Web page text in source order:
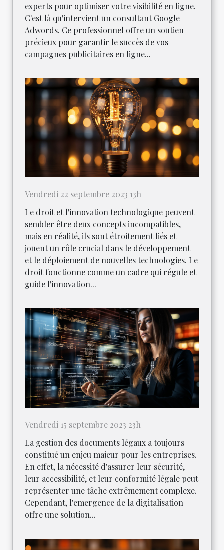
experts pour optimiser votre visibilité en ligne.
C'est là qu'intervient un consultant Google
Adwords. Ce professionnel offre un soutien
précieux pour garantir le succès de vos
campagnes publicitaires en ligne...
Vendredi 22 septembre 2023 13h
Le droit et l'innovation technologique peuvent
sembler être deux concepts incompatibles,
mais en réalité, ils sont étroitement liés et
jouent un rôle crucial dans le développement
et le déploiement de nouvelles technologies. Le
droit fonctionne comme un cadre qui régule et
guide l'innovation...
Vendredi 15 septembre 2023 23h
La gestion des documents légaux a toujours
constitué un enjeu majeur pour les entreprises.
En effet, la nécessité d'assurer leur sécurité,
leur accessibilité, et leur conformité légale peut
représenter une tâche extrêmement complexe.
Cependant, l'emergence de la digitalisation
offre une solution...